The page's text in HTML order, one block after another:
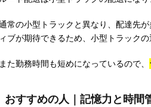
常の小型トラックと異なり、配達先
ィブが期待できるため、小型トラック
また勤務時間も短めになっているので、
おすすめの人｜記憶力と時間